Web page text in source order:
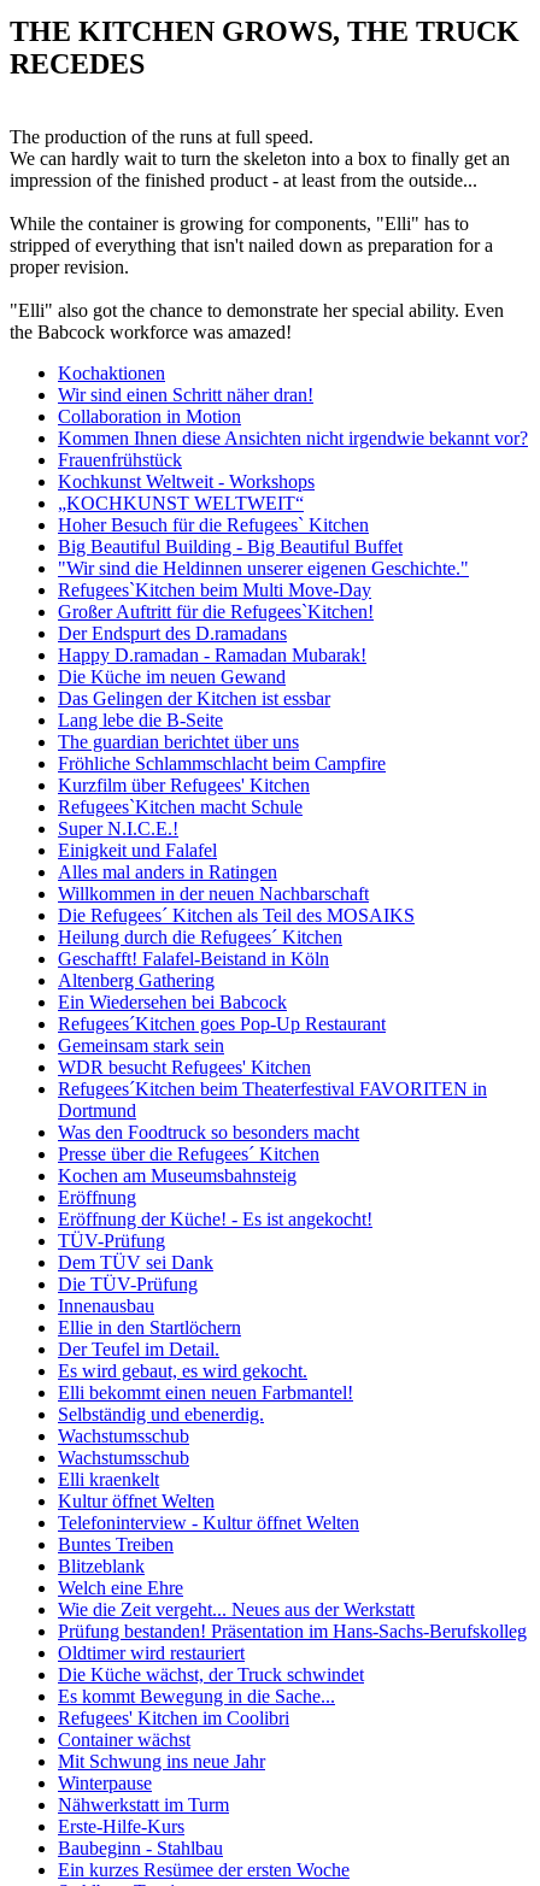
THE KITCHEN GROWS, THE TRUCK
RECEDES
The production of the runs at full speed.
We can hardly wait to turn the skeleton into a box to finally get an
impression of the finished product - at least from the outside...
While the container is growing for components, "Elli" has to
stripped of everything that isn't nailed down as preparation for a
proper revision.
"Elli" also got the chance to demonstrate her special ability. Even
the Babcock workforce was amazed!
Kochaktionen
Wir sind einen Schritt näher dran!
Collaboration in Motion
Kommen Ihnen diese Ansichten nicht irgendwie bekannt vor?
Frauenfrühstück
Kochkunst Weltweit - Workshops
„KOCHKUNST WELTWEIT“
Hoher Besuch für die Refugees` Kitchen
Big Beautiful Building - Big Beautiful Buffet
"Wir sind die Heldinnen unserer eigenen Geschichte."
Refugees`Kitchen beim Multi Move-Day
Großer Auftritt für die Refugees`Kitchen!
Der Endspurt des D.ramadans
Happy D.ramadan - Ramadan Mubarak!
Die Küche im neuen Gewand
Das Gelingen der Kitchen ist essbar
Lang lebe die B-Seite
The guardian berichtet über uns
Fröhliche Schlammschlacht beim Campfire
Kurzfilm über Refugees' Kitchen
Refugees`Kitchen macht Schule
Super N.I.C.E.!
Einigkeit und Falafel
Alles mal anders in Ratingen
Willkommen in der neuen Nachbarschaft
Die Refugees´ Kitchen als Teil des MOSAIKS
Heilung durch die Refugees´ Kitchen
Geschafft! Falafel-Beistand in Köln
Altenberg Gathering
Ein Wiedersehen bei Babcock
Refugees´Kitchen goes Pop-Up Restaurant
Gemeinsam stark sein
WDR besucht Refugees' Kitchen
Refugees´Kitchen beim Theaterfestival FAVORITEN in
Dortmund
Was den Foodtruck so besonders macht
Presse über die Refugees´ Kitchen
Kochen am Museumsbahnsteig
Eröffnung
Eröffnung der Küche! - Es ist angekocht!
TÜV-Prüfung
Dem TÜV sei Dank
Die TÜV-Prüfung
Innenausbau
Ellie in den Startlöchern
Der Teufel im Detail.
Es wird gebaut, es wird gekocht.
Elli bekommt einen neuen Farbmantel!
Selbständig und ebenerdig.
Wachstumsschub
Wachstumsschub
Elli kraenkelt
Kultur öffnet Welten
Telefoninterview - Kultur öffnet Welten
Buntes Treiben
Blitzeblank
Welch eine Ehre
Wie die Zeit vergeht... Neues aus der Werkstatt
Prüfung bestanden! Präsentation im Hans-Sachs-Berufskolleg
Oldtimer wird restauriert
Die Küche wächst, der Truck schwindet
Es kommt Bewegung in die Sache...
Refugees' Kitchen im Coolibri
Container wächst
Mit Schwung ins neue Jahr
Winterpause
Nähwerkstatt im Turm
Erste-Hilfe-Kurs
Baubeginn - Stahlbau
Ein kurzes Resümee der ersten Woche